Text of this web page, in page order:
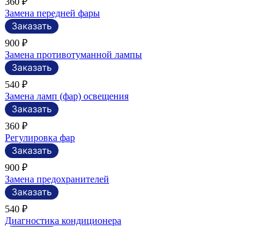
Замена передней фары
900 ₽
Замена противотуманной лампы
540 ₽
Замена ламп (фар) освещения
360 ₽
Регулировка фар
900 ₽
Замена предохранителей
540 ₽
Диагностика кондиционера